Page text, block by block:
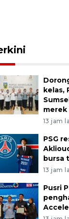
kelas,
merek
13 jam
PSG
bursa
13 jam
Pusri